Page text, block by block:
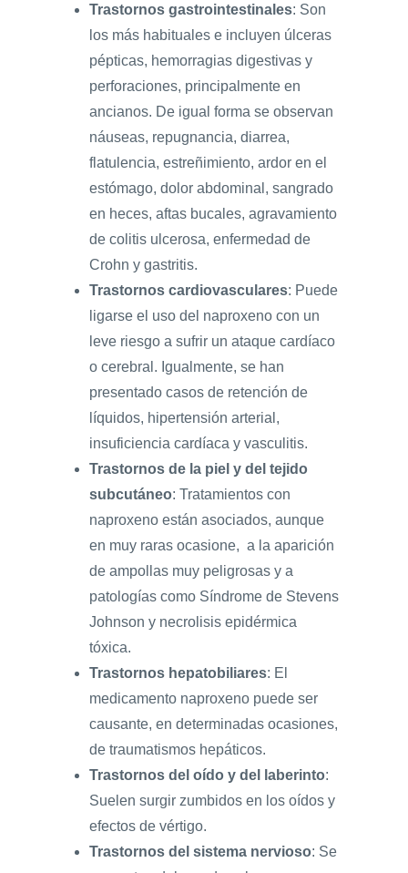
Trastornos gastrointestinales: Son
los más habituales e incluyen úlceras
pépticas, hemorragias digestivas y
perforaciones, principalmente en
ancianos. De igual forma se observan
náuseas, repugnancia, diarrea,
flatulencia, estreñimiento, ardor en el
estómago, dolor abdominal, sangrado
en heces, aftas bucales, agravamiento
de colitis ulcerosa, enfermedad de
Crohn y gastritis.
Trastornos cardiovasculares: Puede
ligarse el uso del naproxeno con un
leve riesgo a sufrir un ataque cardíaco
o cerebral. Igualmente, se han
presentado casos de retención de
líquidos, hipertensión arterial,
insuficiencia cardíaca y vasculitis.
Trastornos de la piel y del tejido
subcutáneo: Tratamientos con
naproxeno están asociados, aunque
en muy raras ocasione, a la aparición
de ampollas muy peligrosas y a
patologías como Síndrome de Stevens
Johnson y necrolisis epidérmica
tóxica.
Trastornos hepatobiliares: El
medicamento naproxeno puede ser
causante, en determinadas ocasiones,
de traumatismos hepáticos.
Trastornos del oído y del laberinto:
Suelen surgir zumbidos en los oídos y
efectos de vértigo.
Trastornos del sistema nervioso: Se